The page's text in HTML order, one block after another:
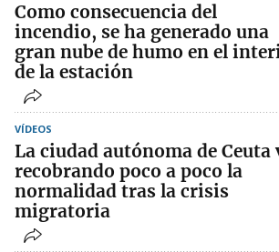
Como consecuencia del
incendio, se ha generado una
gran nube de humo en el
de la estación
VÍDEOS
La ciudad autónoma de Ceuta
recobrando poco a poco la
normalidad tras la crisis
migratoria